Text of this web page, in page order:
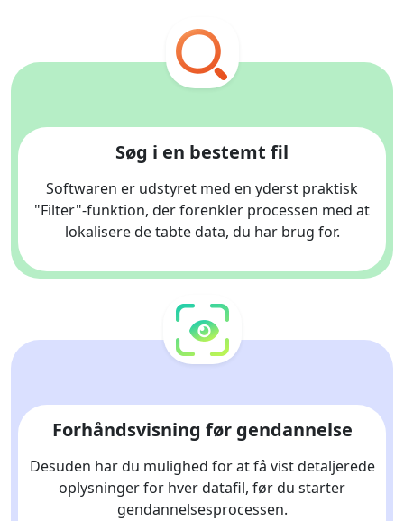
Søg i en bestemt fil
Softwaren er udstyret med en yderst praktisk
"Filter"-funktion, der forenkler processen med at
lokalisere de tabte data, du har brug for.
Forhåndsvisning før gendannelse
Desuden har du mulighed for at få vist detaljerede
oplysninger for hver datafil, før du starter
gendannelsesprocessen.